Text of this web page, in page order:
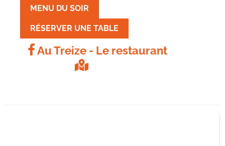
MENU DU SOIR
RÉSERVER UNE TABLE
Au Treize - Le restaurant